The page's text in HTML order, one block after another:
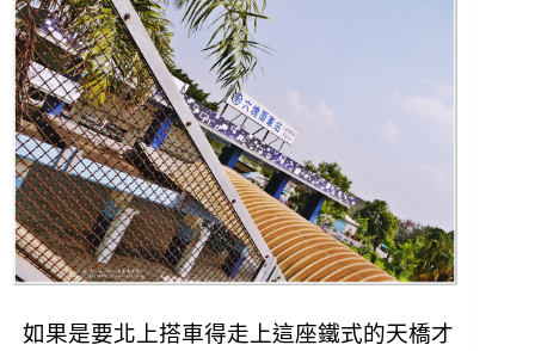
如果是要北上搭車得走上這座鐵式的天橋才